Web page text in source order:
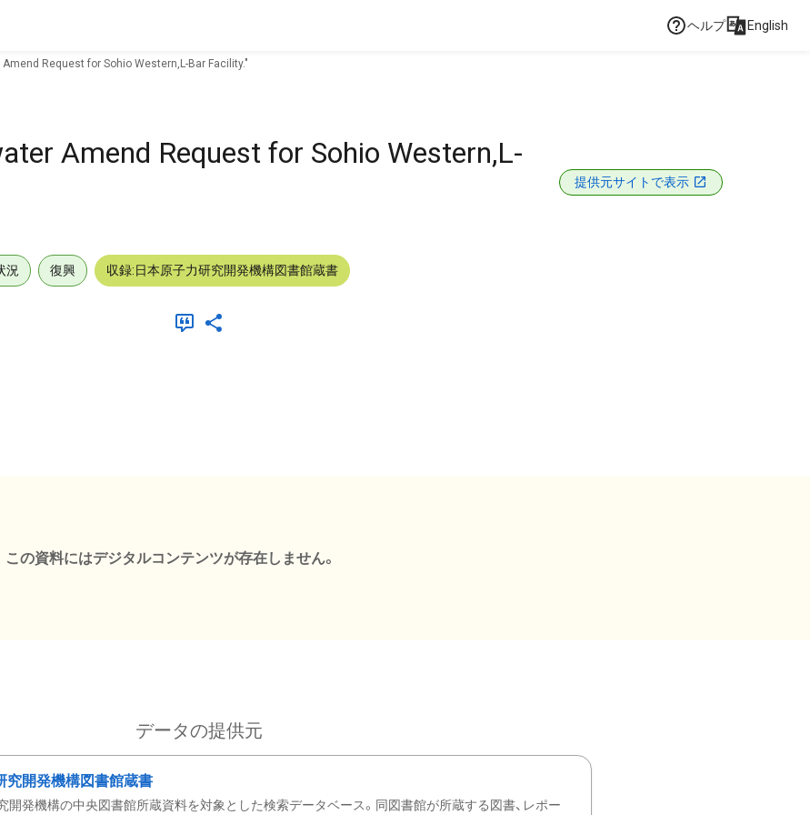
ヘルプ English
Request for Sohio Western,L-Bar Facility."
Amend Request for Sohio Western,L-
提供元サイトで表示
況 復興 収録:日本原子力研究開発機構図書館蔵書
この資料にはデジタルコンテンツが存在しません。
データの提供元
究開発機構図書館蔵書
開発機構の中央図書館所蔵資料を対象とした検索データベース。同図書館が所蔵する図書、レポー